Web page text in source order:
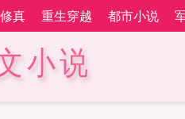
真 重生穿越 都市小说
小说